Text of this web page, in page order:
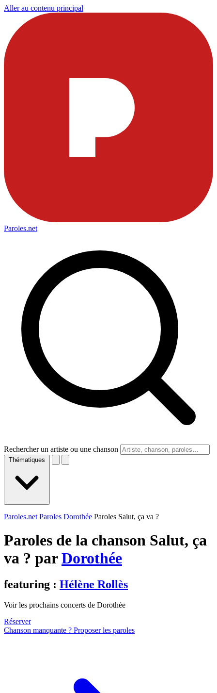
Aller au contenu principal
Paroles.net
Rechercher un artiste ou une chanson
Thématiques
Paroles.net Paroles Dorothée Paroles Salut, ça va ?
Paroles de la chanson Salut, ça
va ? parDorothée
featuring : Hélène Rollès
Voir les prochains concerts de Dorothée
Réserver
Chanson manquante ? Proposer les paroles